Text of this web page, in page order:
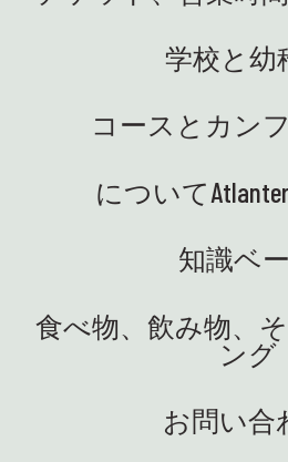
学校と幼
コースとカン
について
知識ベ
食べ物、飲み物、
ング
お問い合